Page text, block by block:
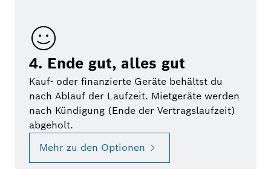
4. Ende gut, alles gut
Kauf- oder finanzierte Geräte behältst du
nach Ablauf der Laufzeit. Mietgeräte werden
nach Kündigung (Ende der Vertragslaufzeit)
abgeholt.
Mehr zu den Optionen